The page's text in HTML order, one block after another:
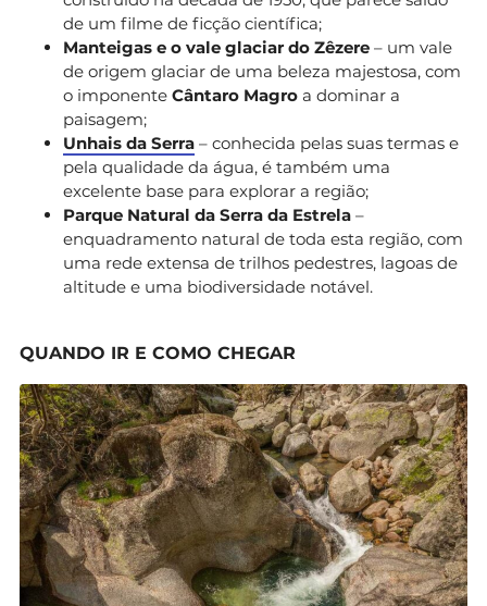
de um filme de ficção científica;
Manteigas e o vale glaciar do Zêzere – um vale
de origem glaciar de uma beleza majestosa, com
o imponente Cântaro Magro a dominar a
paisagem;
Unhais da Serra – conhecida pelas suas termas e
pela qualidade da água, é também uma
excelente base para explorar a região;
Parque Natural da Serra da Estrela –
enquadramento natural de toda esta região, com
uma rede extensa de trilhos pedestres, lagoas de
altitude e uma biodiversidade notável.
QUANDO IR E COMO CHEGAR